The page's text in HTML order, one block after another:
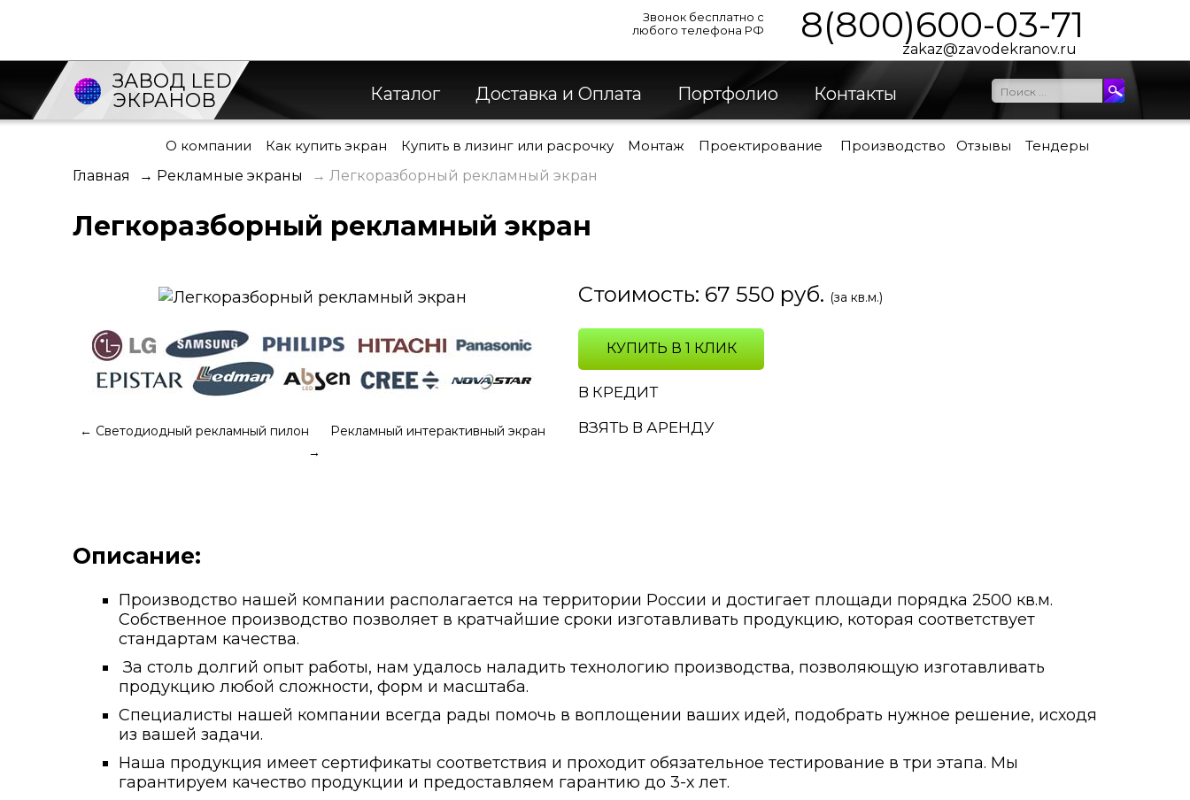
Звонок бесплатно с
любого телефона РФ
8(800)600-03-71
zakaz@zavodekranov.ru
ЗАВОД LED
ЭКРАНОВ
Каталог Доставка и Оплата Портфолио Контакты
О компании Как купить экран Купить в лизинг или расрочку Монтаж Проектирование Производство Отзывы
Тендеры
Главная
→ Рекламные экраны → Легкоразборный рекламный экран
Легкоразборный рекламный экран
← Светодиодный рекламный пилон
Рекламный интерактивный экран
→
Стоимость: 67 550 руб. (за кв.м.)
КУПИТЬ В 1 КЛИК
В КРЕДИТ
ВЗЯТЬ В АРЕНДУ
Описание:
Производство нашей компании располагается на территории России и достигает площади порядка 2500 кв.м.
Собственное производство позволяет в кратчайшие сроки изготавливать продукцию, которая соответствует
стандартам качества.
За столь долгий опыт работы, нам удалось наладить технологию производства, позволяющую изготавливать
продукцию любой сложности, форм и масштаба.
Специалисты нашей компании всегда рады помочь в воплощении ваших идей, подобрать нужное решение, исходя
из вашей задачи.
Наша продукция имеет сертификаты соответствия и проходит обязательное тестирование в три этапа. Мы
гарантируем качество продукции и предоставляем гарантию до 3-х лет.